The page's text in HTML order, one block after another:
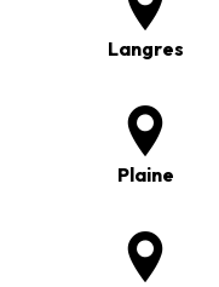
Langres
Plaine